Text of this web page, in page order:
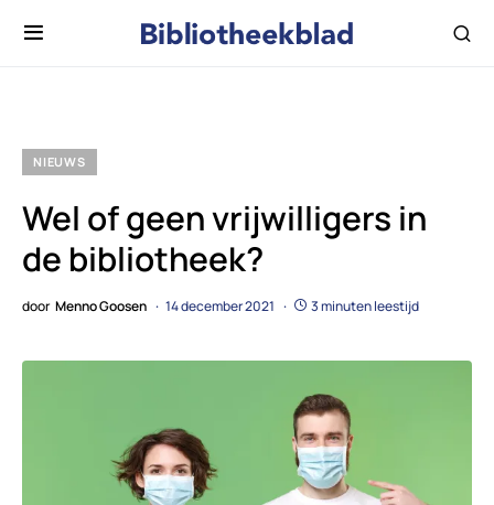
NIEUWS
Wel of geen vrijwilligers in
de bibliotheek?
door Menno Goosen 14 december 2021 3 minuten leestijd